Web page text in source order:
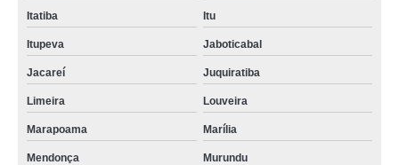
Itatiba Itu
Itupeva Jaboticabal
Jacareí Juquiratiba
Limeira Louveira
Marapoama Marília
Mendonça Murundu